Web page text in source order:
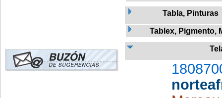
Tabla, Pinturas
Tablex, Pigmento,